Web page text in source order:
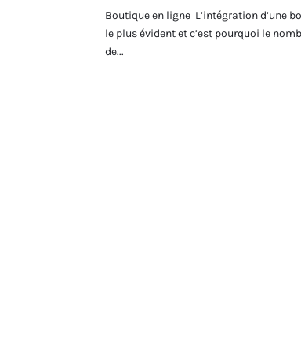
Boutique en ligne L’intégration d’une
le plus évident et c’est pourquoi le
de...